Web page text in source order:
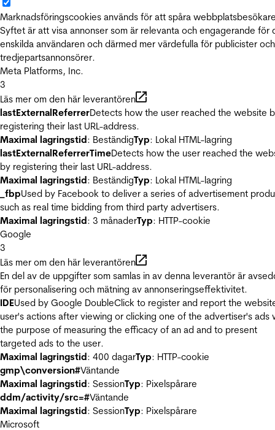
Marknadsföringscookies används för att spåra
Syftet är att visa annonser som är relevanta och engagerande för
enskilda användaren och därmed mer värdefulla för publicister och
tredjepartsannonsörer.
Meta Platforms, Inc.
3
Läs mer om den här leverantören
lastExternalReferrerDetects how the user reached the website
registering their last URL-address.
Maximal lagringstid: BeständigTyp: Lokal HTML-lagring
lastExternalReferrerTimeDetects how the user reached the
by registering their last URL-address.
Maximal lagringstid: BeständigTyp: Lokal HTML-lagring
_fbpUsed by Facebook to deliver a series of advertisement
such as real time bidding from third party advertisers.
Maximal lagringstid: 3 månaderTyp: HTTP-cookie
Google
3
Läs mer om den här leverantören
En del av de uppgifter som samlas in av denna leverantör är
för personalisering och mätning av annonseringseffektivitet.
IDEUsed by Google DoubleClick to register and report the
user's actions after viewing or clicking one of the advertiser's ads
the purpose of measuring the efficacy of an ad and to present
targeted ads to the user.
Maximal lagringstid: 400 dagarTyp: HTTP-cookie
gmp\conversion#Väntande
Maximal lagringstid: SessionTyp: Pixelspårare
ddm/activity/src=#Väntande
Maximal lagringstid: SessionTyp: Pixelspårare
Microsoft